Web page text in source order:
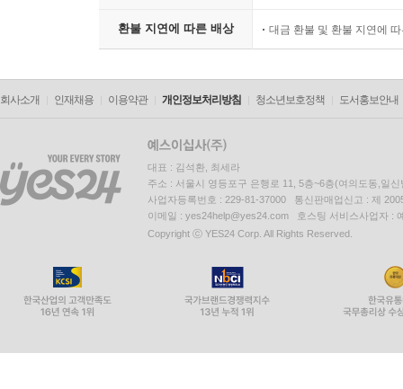
환불 지연에 따른 배상 대금 환불 및 환불 지연에
회사소개 인재채용 이용약관 개인정보처리방침 청소년보호정책 도서홍보안내
대표 : 김석환, 최세라
주소 : 서울시 영등포구 은행로 11, 5층~6층(여의도동,일신
사업자등록번호 : 229-81-37000 통신판매업신고 : 제
이메일 : yes24help@yes24.com 호스팅 서비스사업자 :
Copyright ⓒ YES24 Corp. All Rights Reserved.